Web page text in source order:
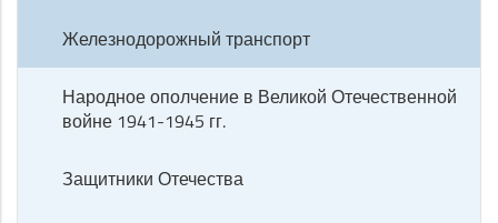
Железнодорожный транспорт
Народное ополчение в Великой Отечественной
войне 1941-1945 гг.
Защитники Отечества